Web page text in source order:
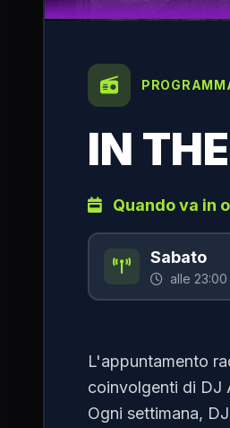
IN
Quando va in
Sabato
alle 23:00
L'appuntamento
coinvolgenti di DJ
Ogni settimana,